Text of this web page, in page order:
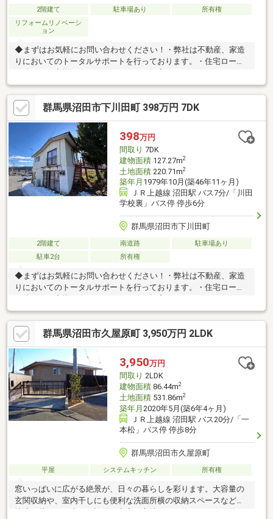
2階建て 駐車場あり
所有権
リフォームリノベーシ
ョン
◆まずはお気軽にお問い合わせください！・弊社は不動産、家造
りにおいてのトータルサポートを行っております。・住宅ローン
に強く、お客様一人ひとりにあったご提案をさせていただきま
す。・スタッフ一同、誠心誠意ご対応させていただきます！◆経
験知識が豊富なスタッフが在籍！迅速な対応を心掛けておりま
す。・お問合せを受けてから即日ご対応をさせていただきま
す。・その他物件情報も多数ございます！お気軽にお問い合わせ
ください。
群馬県沼田市下川田町 398万円 7DK
398万円
間取り 7DK
建物面積127.27m2
土地面積220.71m2
築年月 1979年10月(築46年11ヶ月)
ＪＲ上越線 沼田駅 バス7分/「川田
学校裏」バス停 停歩6分
群馬県沼田市下川田町
2階建て 南道路
駐車場あり
駐車2台
所有権
◆まずはお気軽にお問い合わせください！・弊社は不動産、家造
りにおいてのトータルサポートを行っております。・住宅ローン
す。・スタッフ一同、誠心誠意ご対応させていただきます！◆経
験知識が豊富なスタッフが在籍！迅速な対応を心掛けておりま
す。・お問合せを受けてから即日ご対応をさせていただきま
す。・その他物件情報も多数ございます！お気軽にお問い合わせ
ください。
群馬県沼田市久屋原町 3,950万円 2LDK
3,950万円
間取り 2LDK
建物面積86.44m2
土地面積531.86m2
築年月 2020年5月(築6年4ヶ月)
ＪＲ上越線 沼田駅 バス20分/「一
本松」バス停 停歩8分
群馬県沼田市久屋原町
平屋 システムキッチン 所有権
窓いっぱいに広がる絶景が、日々の暮らしを彩ります。大容量の
玄関収納や、室内干しにも便利な洗面所横の収納スペースなど、
快適な暮らしを支える設備も充実。心地よさと使いやすさを兼ね